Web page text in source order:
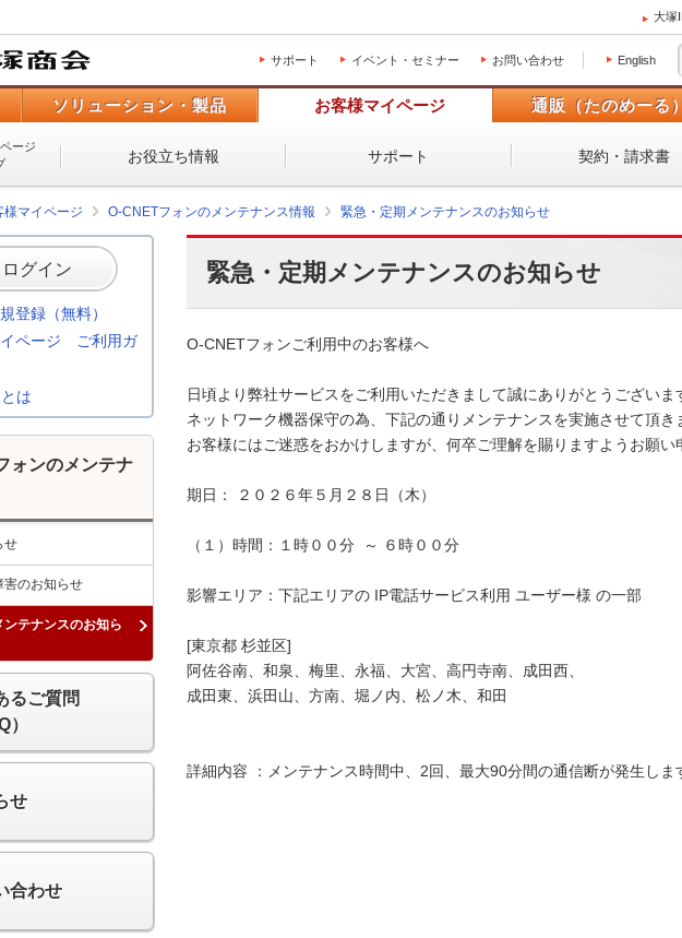
大塚
サポート イベント・セミナー お問い合わせ English
ソリューション・製品 お客様マイページ 通販（たのめーる
ージ
お役立ち情報 サポート 契約・請求書
様マイページ O-CNETフォンのメンテナンス情報 緊急・定期メンテナンスのお知らせ
緊急・定期メンテナンスのお知らせ
O-CNETフォンご利用中のお客様へ
日頃より弊社サービスをご利用いただきまして誠にありがとうございま
ネットワーク機器保守の為、下記の通りメンテナンスを実施させて頂き
お客様にはご迷惑をおかけしますが、何卒ご理解を賜りますようお願い
期日： ２０２６年５月２８日（木）
（１）時間：１時００分  ～ ６時００分
影響エリア：下記エリアの IP電話サービス利用 ユーザー様 の一部
[東京都 杉並区]
阿佐谷南、和泉、梅里、永福、大宮、高円寺南、成田西、
成田東、浜田山、方南、堀ノ内、松ノ木、和田
詳細内容 ：メンテナンス時間中、2回、最大90分間の通信断が発生しま
ログイン
登録（無料）
イページ ご利用ガ
は
ォンのメンテナ
せ
害のお知らせ
ンテナンスのお知ら
るご質問
）
せ
合わせ